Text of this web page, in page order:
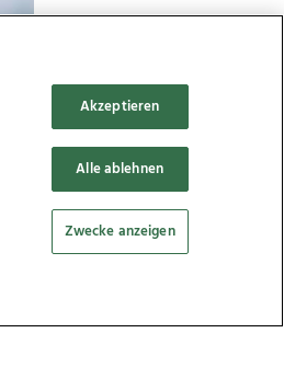
Akzeptieren
Alle ablehnen
Zwecke anzeigen